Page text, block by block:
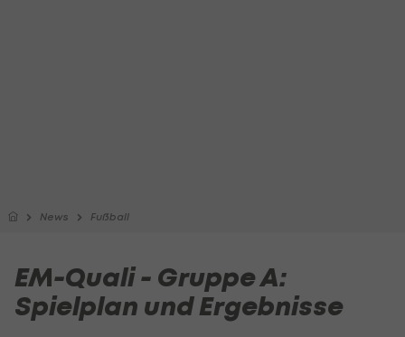
News Fußball
EM-Quali - Gruppe A:
Spielplan und Ergebnisse